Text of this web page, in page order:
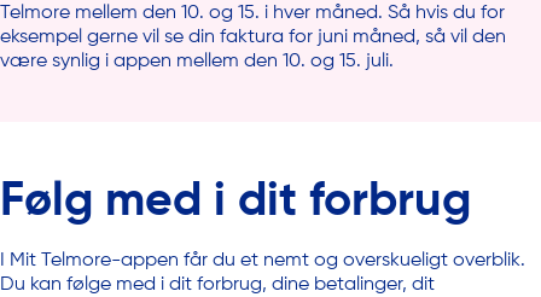
Telmore mellem den 10. og 15. i hver måned. Så hvis du for
eksempel gerne vil se din faktura for juni måned, så vil den
være synlig i appen mellem den 10. og 15. juli.
Følg med i dit forbrug
I Mit Telmore-appen får du et nemt og overskueligt overblik.
Du kan følge med i dit forbrug, dine betalinger, dit